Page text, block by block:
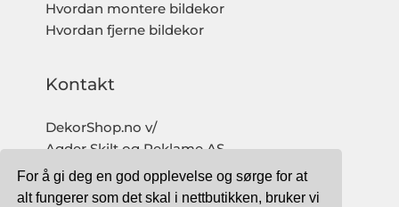
For å gi deg en god opplevelse og sørge for at
alt fungerer som det skal i nettbutikken, bruker vi
Hvordan montere bildekor
Hvordan fjerne bildekor
Kontakt
DekorShop.no v/
Agder Skilt og Reklame AS
Org. nr: 997 633 016 MVA
salg@dekorshop.no